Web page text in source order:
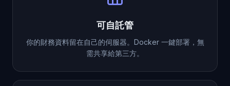
可自託管
你的財務資料留在自己的伺服器。Docker 一鍵部署，無
需共享給第三方。